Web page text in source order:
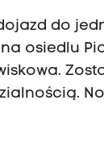
do
osiedlu